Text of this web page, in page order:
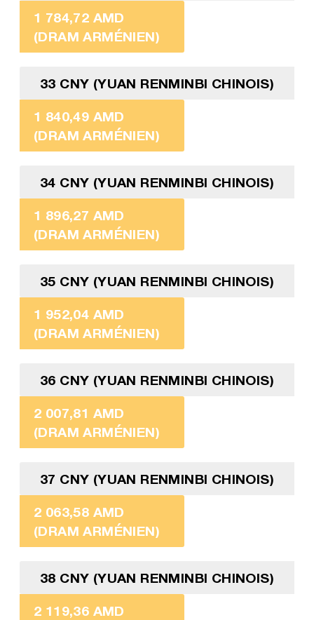
1 784,72 AMD
(DRAM ARMÉNIEN)
33 CNY (YUAN RENMINBI CHINOIS)
1 840,49 AMD
(DRAM ARMÉNIEN)
34 CNY (YUAN RENMINBI CHINOIS)
1 896,27 AMD
(DRAM ARMÉNIEN)
35 CNY (YUAN RENMINBI CHINOIS)
1 952,04 AMD
(DRAM ARMÉNIEN)
36 CNY (YUAN RENMINBI CHINOIS)
2 007,81 AMD
(DRAM ARMÉNIEN)
37 CNY (YUAN RENMINBI CHINOIS)
2 063,58 AMD
(DRAM ARMÉNIEN)
38 CNY (YUAN RENMINBI CHINOIS)
2 119,36 AMD